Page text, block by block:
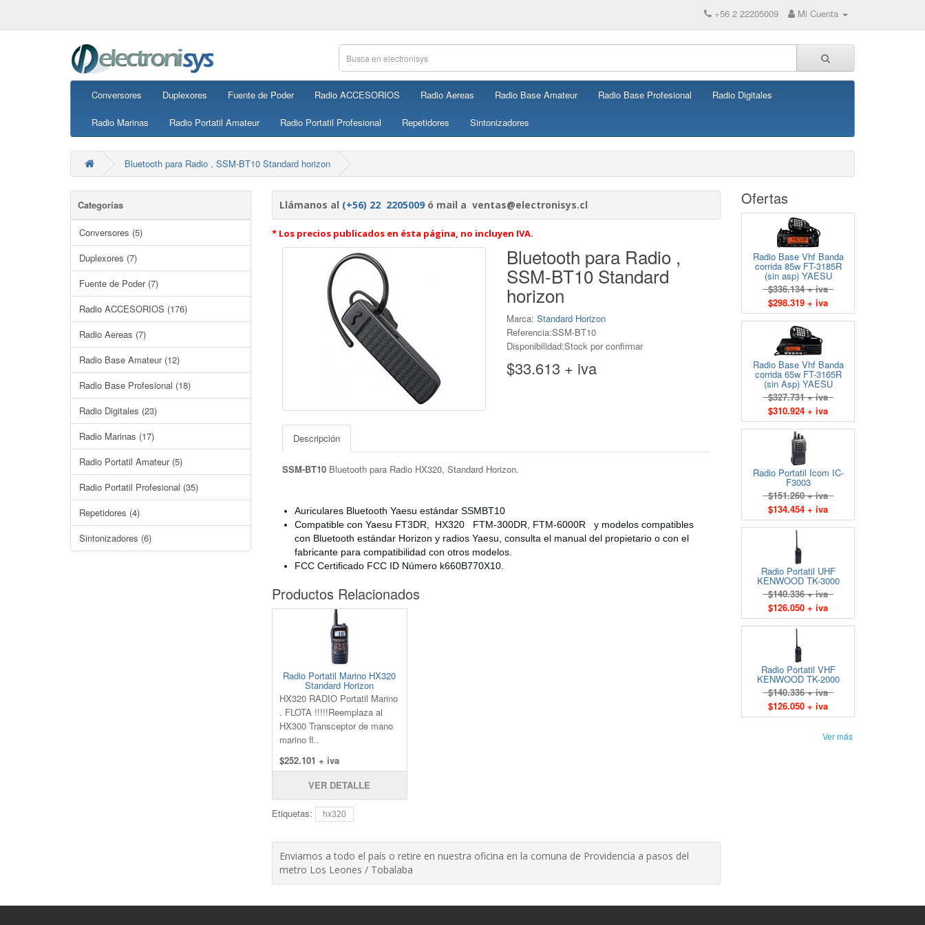
+56 2 22205009 Mi Cuenta
Conversores Duplexores Fuente de Poder Radio ACCESORIOS Radio Aereas Radio Base Amateur Radio Base Profesional Radio Digitales
Radio Marinas Radio Portatil Amateur Radio Portatil Profesional Repetidores Sintonizadores
Bluetooth para Radio , SSM-BT10 Standard horizon
Categorías
Conversores (5)
Duplexores (7)
Fuente de Poder (7)
Radio ACCESORIOS (176)
Radio Aereas (7)
Radio Base Amateur (12)
Radio Base Profesional (18)
Radio Digitales (23)
Radio Marinas (17)
Radio Portatil Amateur (5)
Radio Portatil Profesional (35)
Repetidores (4)
Sintonizadores (6)
Llámanos al (+56) 22 2205009ó mail a ventas@electronisys.cl
* Los precios publicados en ésta página, no incluyen IVA.
Bluetooth para Radio ,
SSM-BT10 Standard
horizon
Marca: Standard Horizon
Referencia:SSM-BT10
Disponibilidad:Stock por confirmar
$33.613 + iva
Descripción
SSM-BT10Bluetooth para Radio HX320, Standard Horizon.
Auriculares Bluetooth Yaesu estándar SSMBT10
Compatible con Yaesu FT3DR, HX320 FTM-300DR, FTM-6000R y modelos compatibles
con Bluetooth estándar Horizon y radios Yaesu, consulta el manual del propietario o con el
fabricante para compatibilidad con otros modelos.
FCC Certificado FCC ID Número k660B770X10.
Productos Relacionados
Radio Portatil Marino HX320
Standard Horizon
HX320 RADIO Portatil Marino
. FLOTA !!!!!Reemplaza al
HX300 Transceptor de mano
marino fl..
$252.101 + iva
VER DETALLE
Etiquetas: hx320
Enviamos a todo el país o retire en nuestra oficina en la comuna de Providencia a pasos del
metro Los Leones / Tobalaba
Ofertas
Radio Base Vhf Banda
corrida 85w FT-3185R
(sin asp) YAESU
$336.134 + iva
$298.319 + iva
Radio Base Vhf Banda
corrida 65w FT-3165R
(sin Asp) YAESU
$327.731 + iva
$310.924 + iva
Radio Portatil Icom IC-
F3003
$151.260 + iva
$134.454 + iva
Radio Portatil UHF
KENWOOD TK-3000
$140.336 + iva
$126.050 + iva
Radio Portatil VHF
KENWOOD TK-2000
$140.336 + iva
$126.050 + iva
Ver más